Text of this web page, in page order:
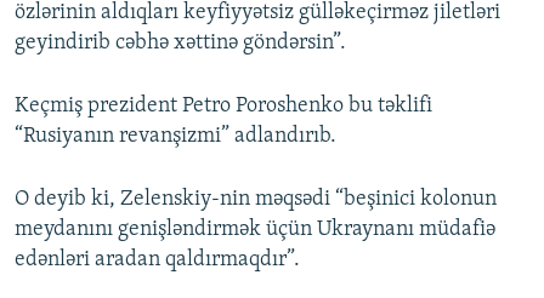
özlərinin aldıqları keyfiyyətsiz gülləkeçirməz jiletləri
geyindirib cəbhə xəttinə göndərsin”.
Keçmiş prezident Petro Poroshenko bu təklifi
“Rusiyanın revanşizmi” adlandırıb.
O deyib ki, Zelenskiy-nin məqsədi “beşinici kolonun
meydanını genişləndirmək üçün Ukraynanı müdafiə
edənləri aradan qaldırmaqdır”.